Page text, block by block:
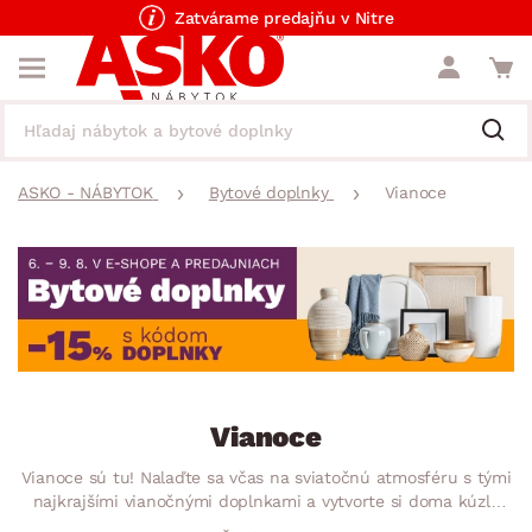
Zatvárame predajňu v Nitre
ASKO - NÁBYTOK Bytové doplnky Vianoce
Vianoce
Vianoce sú tu! Nalaďte sa včas na sviatočnú atmosféru s tými
najkrajšími vianočnými doplnkami a vytvorte si doma kúzlo